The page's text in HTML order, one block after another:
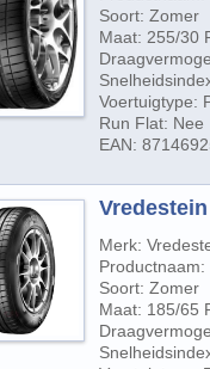
Soort: Zomer
Maat: 255/30
Voertuigtype:
Run Flat: Nee
EAN:
Merk:
Productnaam:
Soort: Zomer
Maat: 185/65